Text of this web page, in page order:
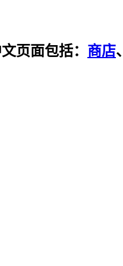
页面包括： 商店、